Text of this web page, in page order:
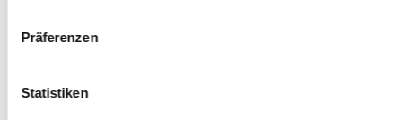
Präferenzen
Statistiken